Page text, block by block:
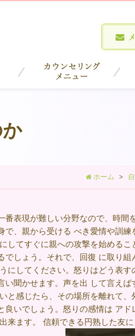
ホーム
番表現が難しい分野なので、時
で、親から受ける べき愛情や訓
してすぐに親への攻撃を始める
でしょう。それで、回復 に取り
にしてください。怒りはどう表
い聞かせます。声を出 して言え
と感じたら、その場所を離れて
良いでしょう。怒りの感情は ア
来ます。 信頼できる円熟した友